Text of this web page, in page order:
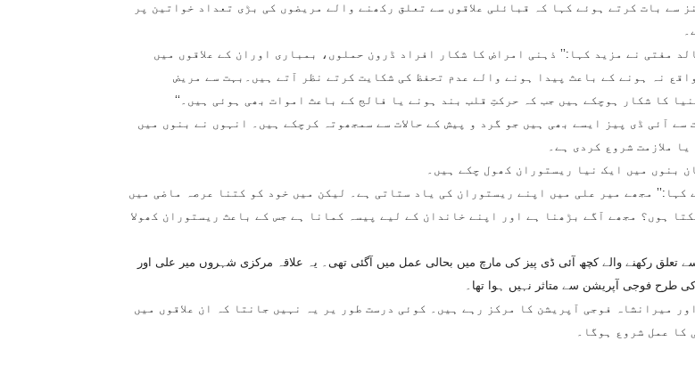
سے بات کرتے ہوئے کہا کہ قبائلی علاقوں سے تعلق رکھنے والے مریضوں کی بڑی تعداد خواتین پر
مفتی نے مزید کہا:’’ ذہنی امراض کا شکار افراد ڈرون حملوں، بمباری اوران کے علاقوں میں
نہ ہونے کے باعث پیدا ہونے والے عدم تحفظ کی شکایت کرتے نظر آتے ہیں۔بہت سے مریض
کا شکار ہوچکے ہیں جب کہ حرکتِ قلب بند ہونے یا فالج کے باعث اموات بھی ہوئی ہیں۔‘‘
سے آئی ڈی پیز ایسے بھی ہیں جو گرد و پیش کے حالات سے سمجھوتہ کرچکے ہیں۔ انہوں نے بنوں میں
ملازمت شروع کردی ہے۔
بنوں میں ایک نیا ریستوران کھول چکے ہیں۔
کہا:’’ مجھے میر علی میں اپنے ریستوران کی یاد ستاتی ہے۔ لیکن میں خود کو کتنا عرصہ ماضی میں
ہوں؟ مجھے آگے بڑھنا ہے اور اپنے خاندان کے لیے پیسہ کمانا ہے جس کے باعث ریستوران کھولا
تعلق رکھنے والے کچھ آئی ڈی پیز کی مارچ میں بحالی عمل میں آگئی تھی۔ یہ علاقہ مرکزی شہروں میر علی اور
کی طرح فوجی آپریشن سے متاثر نہیں ہوا تھا۔
میرانشاہ فوجی آپریشن کا مرکز رہے ہیں۔ کوئی درست طور یر یہ نہیں جانتا کہ ان علاقوں میں
کا عمل شروع ہوگا۔